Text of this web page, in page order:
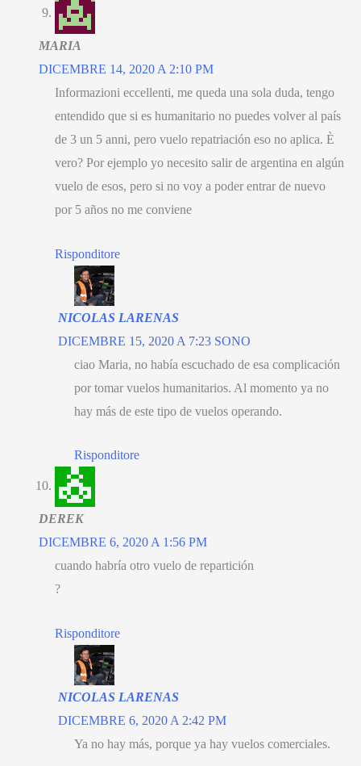
MARIA
DICEMBRE 14, 2020 A 2:10 PM
Informazioni eccellenti, me queda una sola duda, tengo
entendido que si es humanitario no puedes volver al país
de 3 un 5 anni, pero vuelo repatriación eso no aplica. È
vero? Por ejemplo yo necesito salir de argentina en algún
vuelo de esos, pero si no voy a poder entrar de nuevo
por 5 años no me conviene
Risponditore
NICOLAS LARENAS
DICEMBRE 15, 2020 A 7:23 SONO
ciao Maria, no había escuchado de esa complicación
por tomar vuelos humanitarios. Al momento ya no
hay más de este tipo de vuelos operando.
Risponditore
DEREK
DICEMBRE 6, 2020 A 1:56 PM
cuando habría otro vuelo de repartición
?
Risponditore
NICOLAS LARENAS
DICEMBRE 6, 2020 A 2:42 PM
Ya no hay más, porque ya hay vuelos comerciales.